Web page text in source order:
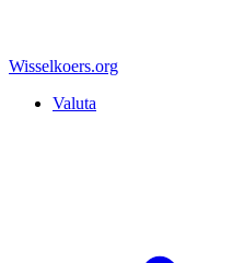
Wisselkoers.org
Valuta